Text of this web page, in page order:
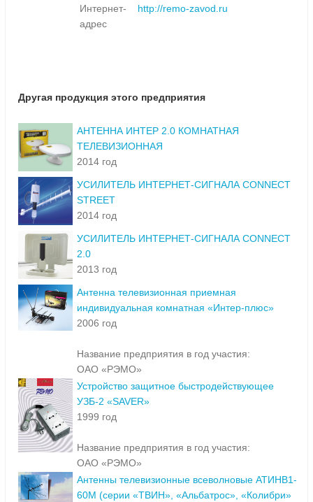
Интернет-
адрес
http://remo-zavod.ru
Другая продукция этого предприятия
АНТЕННА ИНТЕР 2.0 КОМНАТНАЯ
ТЕЛЕВИЗИОННАЯ
2014 год
УСИЛИТЕЛЬ ИНТЕРНЕТ-СИГНАЛА CONNECT
STREET
2014 год
УСИЛИТЕЛЬ ИНТЕРНЕТ-СИГНАЛА CONNECT
2.0
2013 год
Антенна телевизионная приемная
индивидуальная комнатная «Интер-плюс»
2006 год
Название предприятия в год участия:
ОАО «РЭМО»
Устройство защитное быстродействующее
УЗБ-2 «SAVER»
1999 год
Название предприятия в год участия:
ОАО «РЭМО»
Антенны телевизионные всеволновые АТИНВ1-
60М (серии «ТВИН», «Альбатрос», «Колибри»